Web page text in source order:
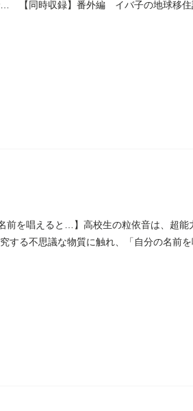
… 【同時収録】番外編 イバ子の地球移
前を唱えると…】高校生の粒依音は、超
る不思議な物質に触れ、「自分の名前を